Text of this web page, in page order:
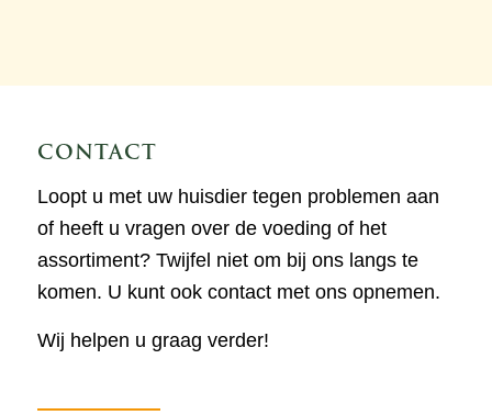
CONTACT
Loopt u met uw huisdier tegen problemen aan
of heeft u vragen over de voeding of het
assortiment? Twijfel niet om bij ons langs te
komen. U kunt ook contact met ons opnemen.
Wij helpen u graag verder!